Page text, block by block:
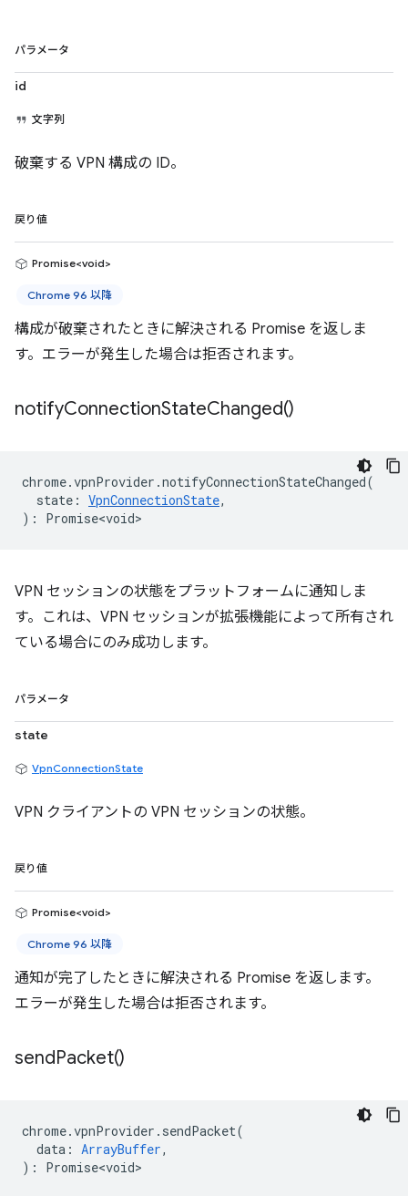
パラメータ
id
文字列
破棄する VPN 構成の ID。
戻り値
Promise<void>
Chrome 96 以降
構成が破棄されたときに解決される Promise を返しま
す。エラーが発生した場合は拒否されます。
notifyConnectionStateChanged()
chrome.vpnProvider .notifyConnectionStateChanged(
state : VpnConnectionState,
) : Promise<void>
VPN セッションの状態をプラットフォームに通知しま
す。これは、VPN セッションが拡張機能によって所有され
ている場合にのみ成功します。
パラメータ
state
VpnConnectionState
VPN クライアントの VPN セッションの状態。
戻り値
Promise<void>
Chrome 96 以降
通知が完了したときに解決される Promise を返します。
エラーが発生した場合は拒否されます。
sendPacket()
chrome.vpnProvider . sendPacket(
data : ArrayBuffer,
) : Promise<void>